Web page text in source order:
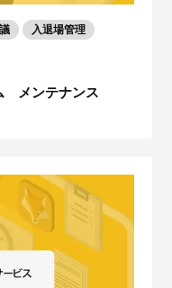
入退場管理
メンテナンス